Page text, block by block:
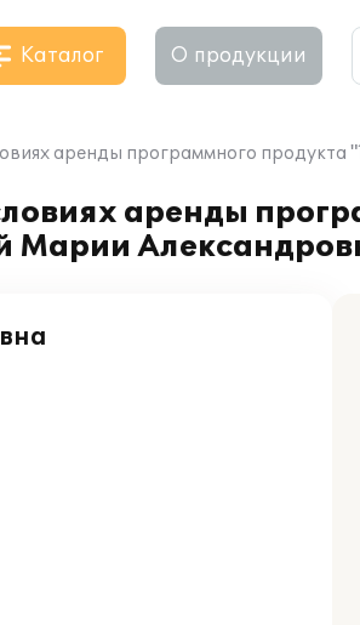
Каталог О продукции
аренды программного
аренды
Марии